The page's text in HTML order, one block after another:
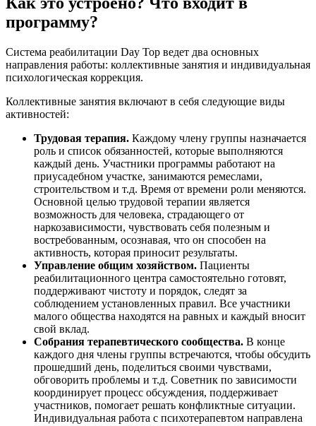
программу?
Система реабилитации Day Top ведет два основных
направления работы: коллективные занятия и индивидуальная
психологическая коррекция.
Коллективные занятия включают в себя следующие виды
активностей:
Трудовая терапия. Каждому члену группы назначается
роль и список обязанностей, которые выполняются
каждый день. Участники программы работают на
приусадебном участке, занимаются ремеслами,
строительством и т.д. Время от времени роли меняются.
Основной целью трудовой терапии является
возможность для человека, страдающего от
наркозависимости, чувствовать себя полезным и
востребованным, осознавая, что он способен на
активность, которая приносит результаты.
Управление общим хозяйством. Пациенты
реабилитационного центра самостоятельно готовят,
поддерживают чистоту и порядок, следят за
соблюдением установленных правил. Все участники
малого общества находятся на равных и каждый вносит
свой вклад.
Собрания терапевтического сообщества. В конце
каждого дня члены группы встречаются, чтобы обсудить
прошедший день, поделиться своими чувствами,
обговорить проблемы и т.д. Советник по зависимости
координирует процесс обсуждения, поддерживает
участников, помогает решать конфликтные ситуации.
Индивидуальная работа с психотерапевтом направлена